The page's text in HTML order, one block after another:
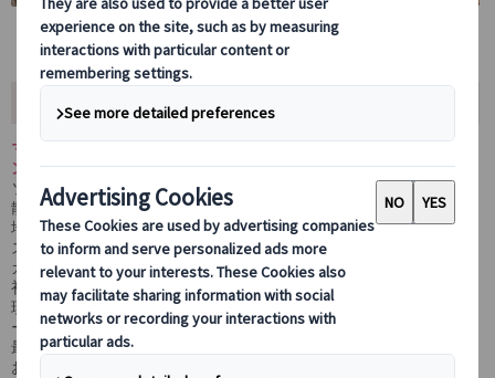
マドリード旧市街を日本語ガイドとともに歩きながら、本場スペイ
ンのバル文化を体験するナイトツアーです。
ソル駅周辺からスタートし、マヨール広場やバルが立ち並ぶ路地を
散策。
地元の人々で賑わう人気バルに立ち寄り、ピンチョスやタパスなど
スペインならではの料理をお楽しみいただきます。
ガイドが注文方法やおすすめメニューを丁寧にサポートするため、
初めての方でも安心してバル体験が可能。
現地在住ガイドならではのリアルな情報も交えながら、夜のマドリ
ードを安全かつ楽しくご案内します。
最後はサン・ミゲル市場付近で解散。その後も引き続きバル巡りを
お楽しみいただけます。